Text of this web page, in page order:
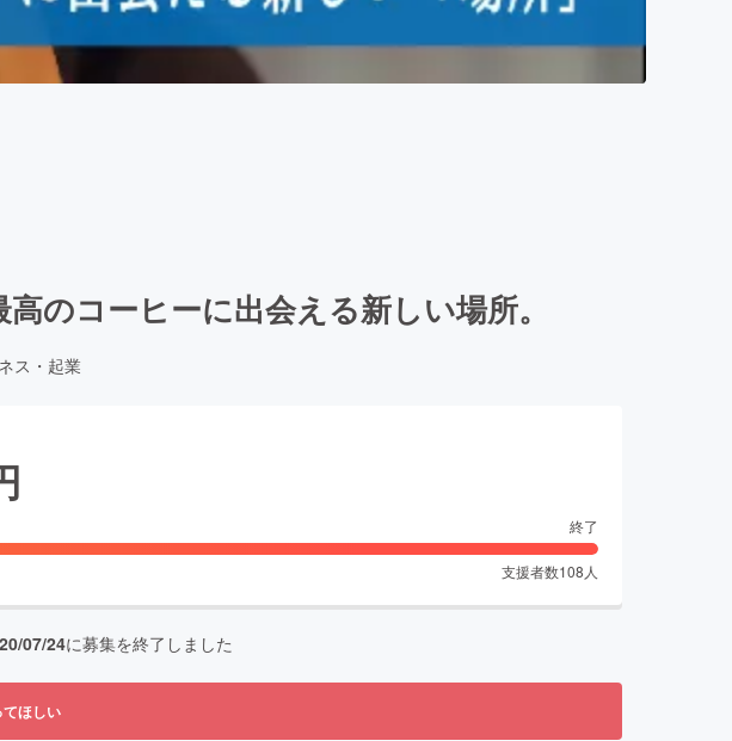
のコーヒーに出会える新しい場所。
ス・起業
終了
支援者数108 人
07/24に募集を終了しました
ほしい